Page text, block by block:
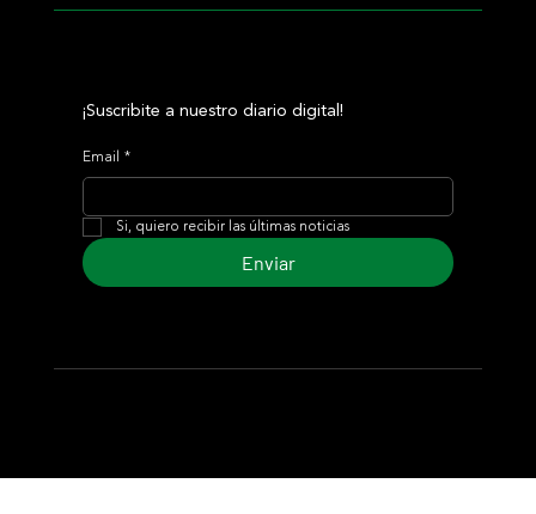
¡Suscribite a nuestro diario digital!
Email *
Si, quiero recibir las últimas noticias
Enviar